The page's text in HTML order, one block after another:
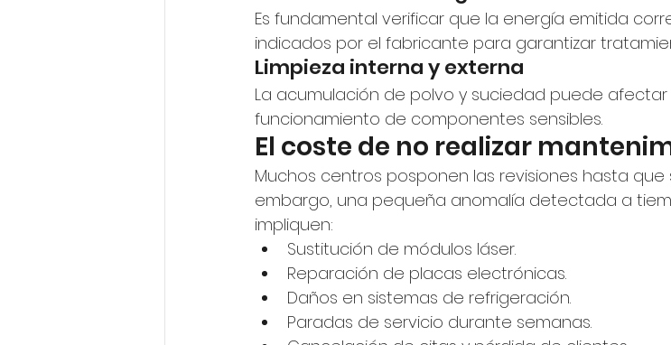
Es fundamental verificar que la energía emitida
indicados por el fabricante para garantizar
Limpieza interna y externa
La acumulación de polvo y suciedad puede
funcionamiento de componentes sensibles.
El coste de no realizar
Muchos centros posponen las revisiones hasta que
embargo, una pequeña anomalía detectada a
impliquen:
Sustitución de módulos láser.
Reparación de placas electrónicas.
Daños en sistemas de refrigeración.
Paradas de servicio durante semanas.